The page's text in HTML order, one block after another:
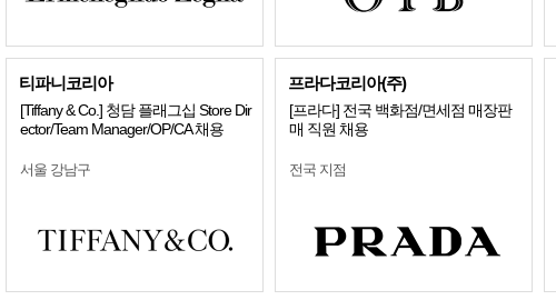
티파니코리아
[Tiffany & Co.] 청담 플래그십 Store Dir
ector/Team Manager/OP/CA 채용
서울 강남구
프라다코리아(주)
[프라다] 전국 백화점/면세점 매장판
매 직원 채용
전국 지점